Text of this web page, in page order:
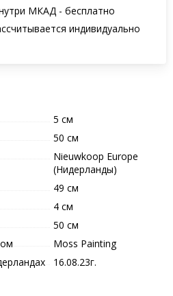
МКАД - бесплатно
индивидуально
5 см
50 см
Nieuwkoop Europe
(Нидерланды)
49 см
4 см
50 см
Moss Painting
16.08.23г.